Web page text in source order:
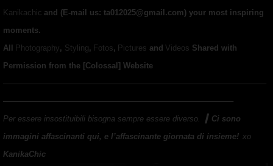
Kanikachic and (E-mail us: ta012025@gmail.com) your most inspiring
moments.
All Photography, Styling, Fotos, Pictures and Videos Shared with
Permission from the [Colossal] Website
────────────────────────────────────────────────
──────────────────────────────────────────
Per essere insostituibili bisogna sempre essere diverso.
▎ Ci sono
immagini affascinanti qui, e l’affascinante giornata di insieme! xo
KanikaChic